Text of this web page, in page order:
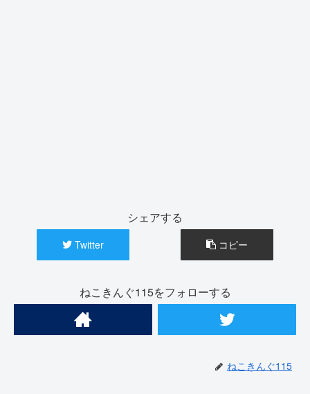
シェアする
Twitter コピー
ねこきんぐ115をフォローする
ねこきんぐ115